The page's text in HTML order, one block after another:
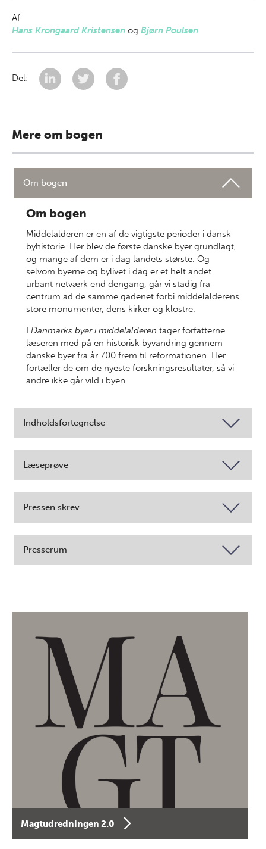
Af
Hans Krongaard Kristensen og Bjørn Poulsen
Del:
Mere om bogen
Om bogen
Om bogen
Middelalderen er en af de vigtigste perioder i dansk
byhistorie. Her blev de første danske byer grundlagt,
og mange af dem er i dag landets største. Og
selvom byerne og bylivet i dag er et helt andet
urbant netværk end dengang, går vi stadig fra
centrum ad de samme gadenet forbi middelalderens
store monumenter, dens kirker og klostre.
I Danmarks byer i middelalderen tager forfatterne
læseren med på en historisk byvandring gennem
danske byer fra år 700 frem til reformationen. Her
fortæller de om de nyeste forskningsresultater, så vi
andre ikke går vild i byen.
Indholdsfortegnelse
Læseprøve
Pressen skrev
Presserum
Magtudredningen 2.0